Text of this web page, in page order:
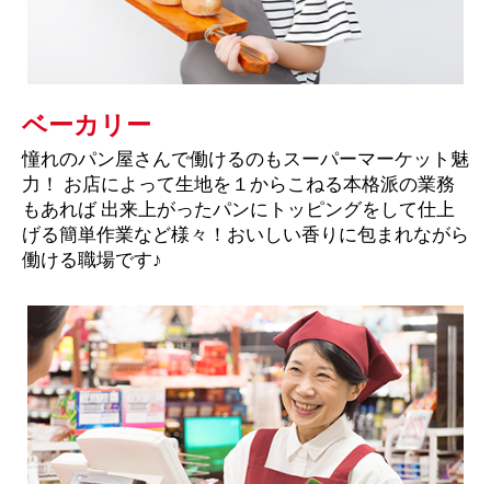
ベーカリー
憧れのパン屋さんで働けるのもスーパーマーケット魅
力！ お店によって生地を１からこねる本格派の業務
もあれば 出来上がったパンにトッピングをして仕上
げる簡単作業など様々！おいしい香りに包まれながら
働ける職場です♪